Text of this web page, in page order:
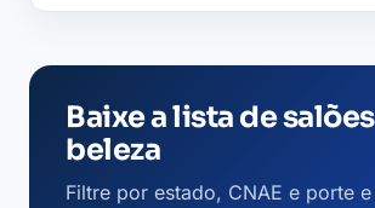
Baixe a lista de
beleza
Filtre por estado, CNAE e porte